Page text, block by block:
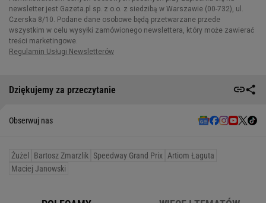
Dziękujemy za przeczytanie
Obserwuj nas
Żużel Bartosz Zmarzlik Speedway Grand Prix Artiom Łaguta
Maciej Janowski